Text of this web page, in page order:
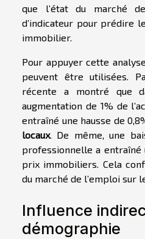
que l’état du marché
d’indicateur pour prédire
immobilier.
Pour appuyer cette
peuvent être utilisées.
récente a montré que
augmentation de 1% de
entraîné une hausse de
locaux. De même, une
professionnelle a entraîné
prix immobiliers. Cela
du marché de l’emploi sur
Influence
démographie